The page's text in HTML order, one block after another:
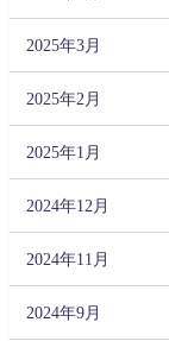
2025年3月
2025年2月
2025年1月
2024年12月
2024年11月
2024年9月